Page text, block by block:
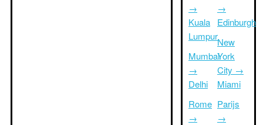
→
Kuala
Lumpur
Mumbai
→
Delhi
Rome
→
→
Edinburgh
New
York
City →
Miami
Parijs
→